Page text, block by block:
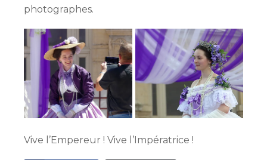
photographes.
Vive l’Empereur ! Vive l’Impératrice !